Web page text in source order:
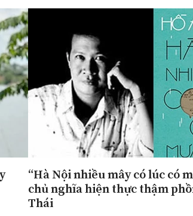
“Hà Nội nhiều mây có lúc có
chủ nghĩa hiện thực thậm
Thái